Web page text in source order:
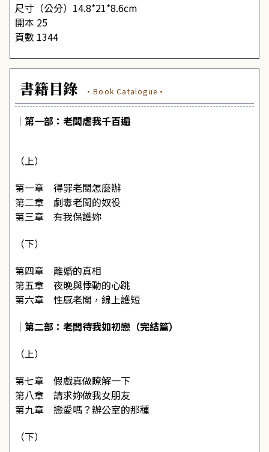
尺寸（公分）14.8*21*8.6cm
開本 25
頁數 1344
書籍目錄 ·Book Catalogue·
｜第一部：老闆虐我千百遍
（上）
第一章 得罪老闆怎麼辦
第二章 劇毒老闆的奴役
第三章 有我保護妳
（下）
第四章 離婚的真相
第五章 夜晚與悸動的心跳
第六章 性感老闆，線上護短
｜第二部：老闆待我如初戀（完結篇）
（上）
第七章 假戲真做瞭解一下
第八章 請求妳做我女朋友
第九章 戀愛嗎？辦公室的那種
（下）